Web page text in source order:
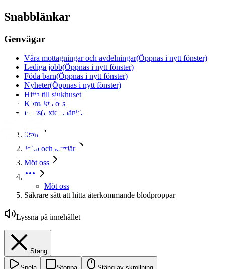
Snabblänkar
Genvägar
Våra mottagningar och avdelningar(Öppnas i nytt fönster)
Lediga jobb(Öppnas i nytt fönster)
Föda barn(Öppnas i nytt fönster)
Nyheter(Öppnas i nytt fönster)
Hitta till sjukhuset
Kontakta oss
Press(Extern länk)
Start
Jobb och karriär
Möt oss
Möt oss
Säkrare sätt att hitta återkommande blodproppar
Lyssna på innehållet
Stäng